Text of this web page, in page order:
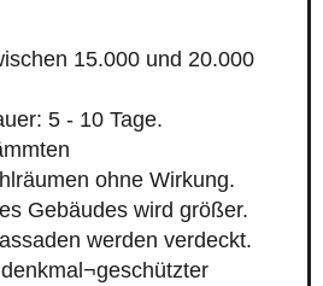
15.000 und 20.000
5 - 10 Tage.
ohne Wirkung.
Gebäudes wird größer.
werden verdeckt.